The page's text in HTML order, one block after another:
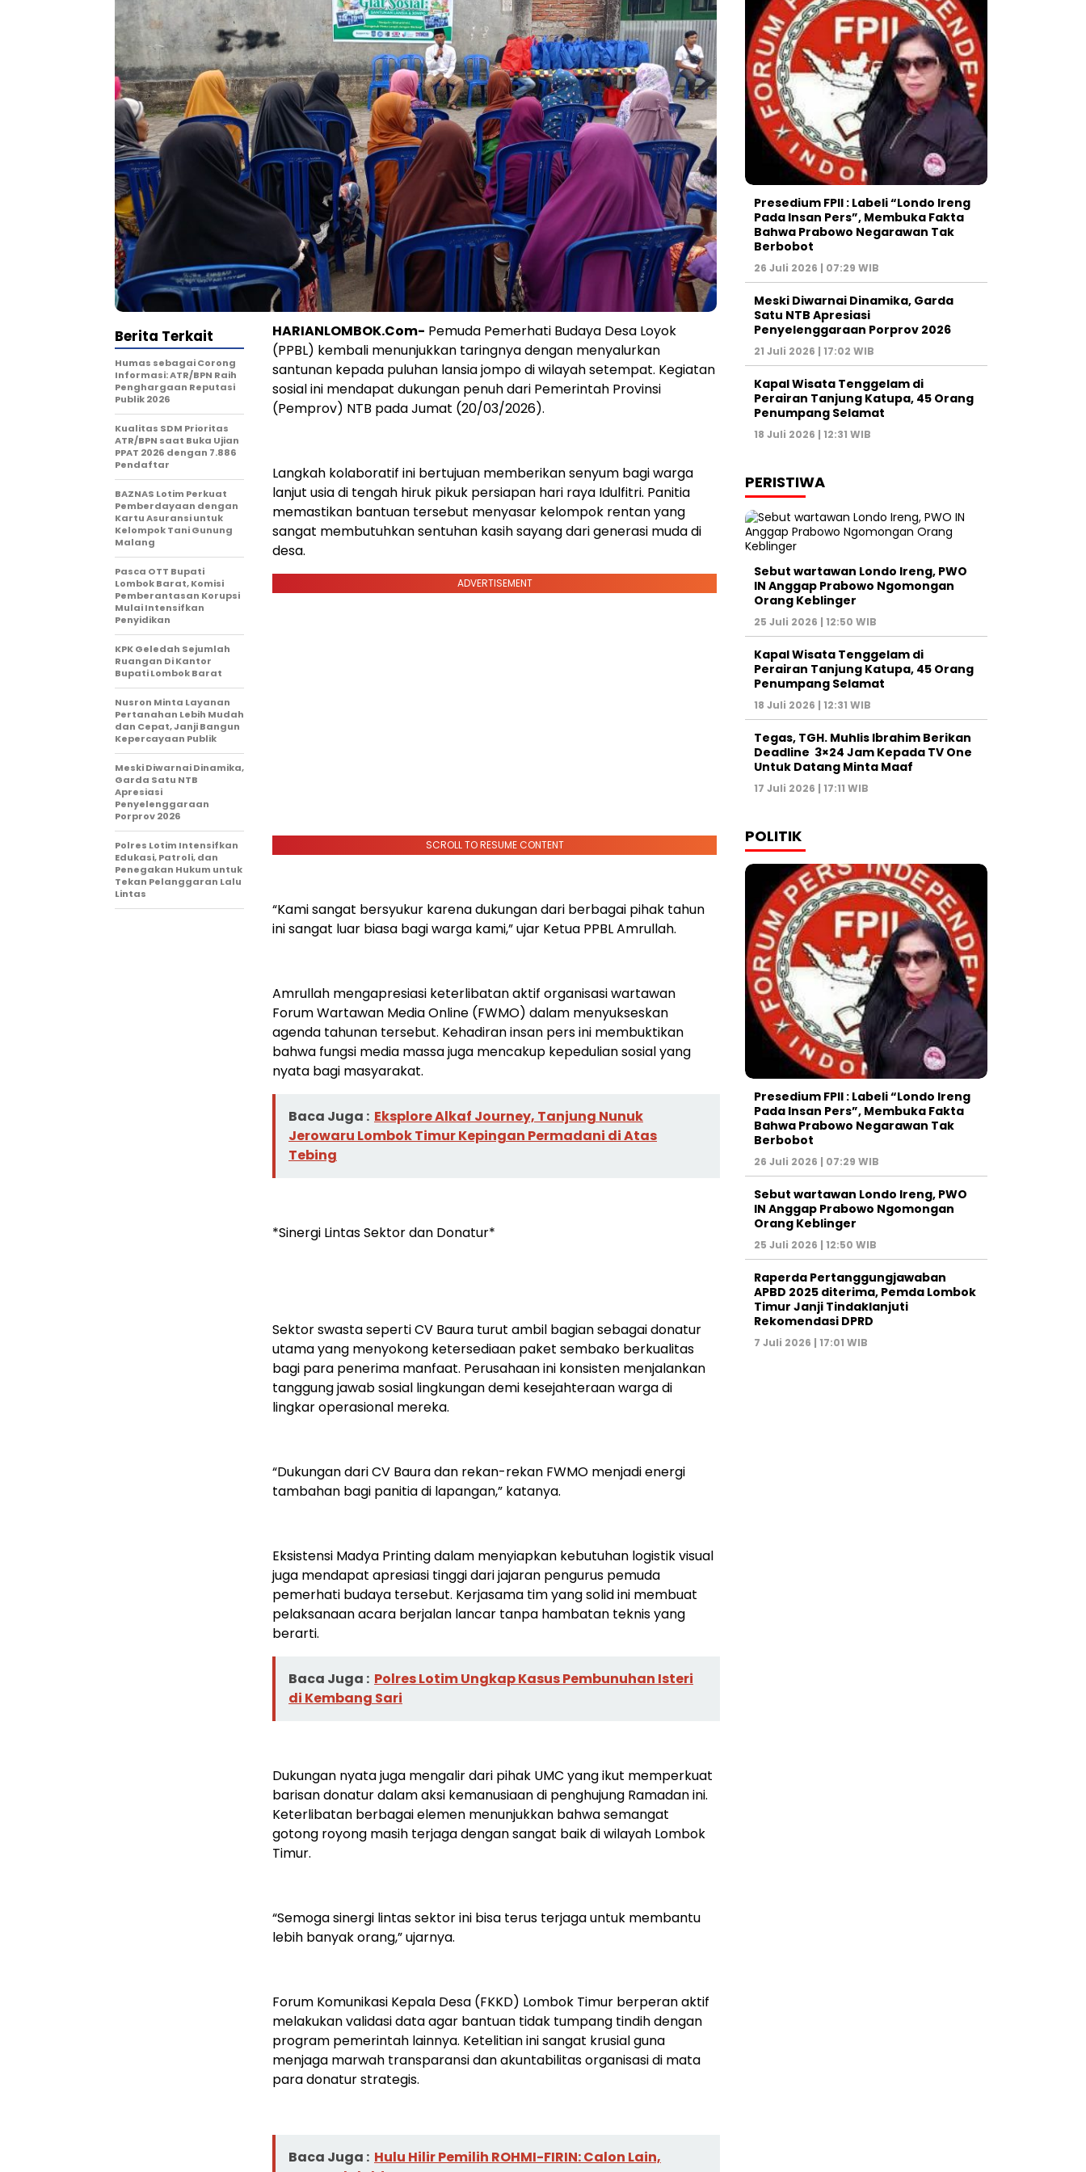
HARIANLOMBOK.Com- Pemuda Pemerhati Budaya Desa Loyok
(PPBL) kembali menunjukkan taringnya dengan menyalurkan
santunan kepada puluhan lansia jompo di wilayah setempat. Kegiatan
sosial ini mendapat dukungan penuh dari Pemerintah Provinsi
(Pemprov) NTB pada Jumat (20/03/2026).
Langkah kolaboratif ini bertujuan memberikan senyum bagi warga
lanjut usia di tengah hiruk pikuk persiapan hari raya Idulfitri. Panitia
memastikan bantuan tersebut menyasar kelompok rentan yang
sangat membutuhkan sentuhan kasih sayang dari generasi muda di
desa.
ADVERTISEMENT
SCROLL TO RESUME CONTENT
“Kami sangat bersyukur karena dukungan dari berbagai pihak tahun
ini sangat luar biasa bagi warga kami,” ujar Ketua PPBL Amrullah.
Amrullah mengapresiasi keterlibatan aktif organisasi wartawan
Forum Wartawan Media Online (FWMO) dalam menyukseskan
agenda tahunan tersebut. Kehadiran insan pers ini membuktikan
bahwa fungsi media massa juga mencakup kepedulian sosial yang
nyata bagi masyarakat.
Baca Juga : Eksplore Alkaf Journey, Tanjung Nunuk
Jerowaru Lombok Timur Kepingan Permadani di Atas
Tebing
*Sinergi Lintas Sektor dan Donatur*
Sektor swasta seperti CV Baura turut ambil bagian sebagai donatur
utama yang menyokong ketersediaan paket sembako berkualitas
bagi para penerima manfaat. Perusahaan ini konsisten menjalankan
tanggung jawab sosial lingkungan demi kesejahteraan warga di
lingkar operasional mereka.
“Dukungan dari CV Baura dan rekan-rekan FWMO menjadi energi
tambahan bagi panitia di lapangan,” katanya.
Eksistensi Madya Printing dalam menyiapkan kebutuhan logistik visual
juga mendapat apresiasi tinggi dari jajaran pengurus pemuda
pemerhati budaya tersebut. Kerjasama tim yang solid ini membuat
pelaksanaan acara berjalan lancar tanpa hambatan teknis yang
berarti.
Baca Juga : Polres Lotim Ungkap Kasus Pembunuhan Isteri
di Kembang Sari
Dukungan nyata juga mengalir dari pihak UMC yang ikut memperkuat
barisan donatur dalam aksi kemanusiaan di penghujung Ramadan ini.
Keterlibatan berbagai elemen menunjukkan bahwa semangat
gotong royong masih terjaga dengan sangat baik di wilayah Lombok
Timur.
“Semoga sinergi lintas sektor ini bisa terus terjaga untuk membantu
lebih banyak orang,” ujarnya.
Forum Komunikasi Kepala Desa (FKKD) Lombok Timur berperan aktif
melakukan validasi data agar bantuan tidak tumpang tindih dengan
program pemerintah lainnya. Ketelitian ini sangat krusial guna
menjaga marwah transparansi dan akuntabilitas organisasi di mata
para donatur strategis.
Baca Juga : Hulu Hilir Pemilih ROHMI-FIRIN: Calon Lain,
Berita Terkait
Humas sebagai Corong
Informasi: ATR/BPN Raih
Penghargaan Reputasi
Publik 2026
Kualitas SDM Prioritas
ATR/BPN saat Buka Ujian
PPAT 2026 dengan 7.886
Pendaftar
BAZNAS Lotim Perkuat
Pemberdayaan dengan
Kartu Asuransi untuk
Kelompok Tani Gunung
Malang
Pasca OTT Bupati
Lombok Barat, Komisi
Pemberantasan Korupsi
Mulai Intensifkan
Penyidikan
KPK Geledah Sejumlah
Ruangan Di Kantor
Bupati Lombok Barat
Nusron Minta Layanan
Pertanahan Lebih Mudah
dan Cepat, Janji Bangun
Kepercayaan Publik
Meski Diwarnai Dinamika,
Garda Satu NTB
Apresiasi
Penyelenggaraan
Porprov 2026 ‎
Polres Lotim Intensifkan
Edukasi, Patroli, dan
Penegakan Hukum untuk
Tekan Pelanggaran Lalu
Lintas
Presedium FPII : Labeli “Londo Ireng
Pada Insan Pers”, Membuka Fakta
Bahwa Prabowo Negarawan Tak
Berbobot
26 Juli 2026 | 07:29 WIB
Meski Diwarnai Dinamika, Garda
Satu NTB Apresiasi
Penyelenggaraan Porprov 2026 ‎
21 Juli 2026 | 17:02 WIB
Kapal Wisata Tenggelam di
Perairan Tanjung Katupa, 45 Orang
Penumpang Selamat
18 Juli 2026 | 12:31 WIB
PERISTIWA
Sebut wartawan Londo Ireng, PWO
IN Anggap Prabowo Ngomongan
Orang Keblinger
25 Juli 2026 | 12:50 WIB
Kapal Wisata Tenggelam di
Perairan Tanjung Katupa, 45 Orang
Penumpang Selamat
18 Juli 2026 | 12:31 WIB
Tegas, TGH. Muhlis Ibrahim Berikan
Deadline 3×24 Jam Kepada TV One
Untuk Datang Minta Maaf
17 Juli 2026 | 17:11 WIB
POLITIK
Presedium FPII : Labeli “Londo Ireng
Pada Insan Pers”, Membuka Fakta
Bahwa Prabowo Negarawan Tak
Berbobot
26 Juli 2026 | 07:29 WIB
Sebut wartawan Londo Ireng, PWO
IN Anggap Prabowo Ngomongan
Orang Keblinger
25 Juli 2026 | 12:50 WIB
Raperda Pertanggungjawaban
APBD 2025 diterima, Pemda Lombok
Timur Janji Tindaklanjuti
Rekomendasi DPRD
7 Juli 2026 | 17:01 WIB